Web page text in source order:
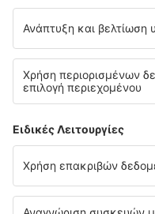
eSky.eu